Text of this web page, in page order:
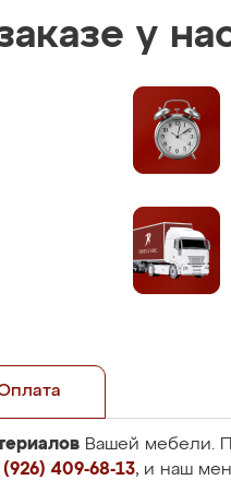
у
Вашей мебели.
409-68-13, и наш